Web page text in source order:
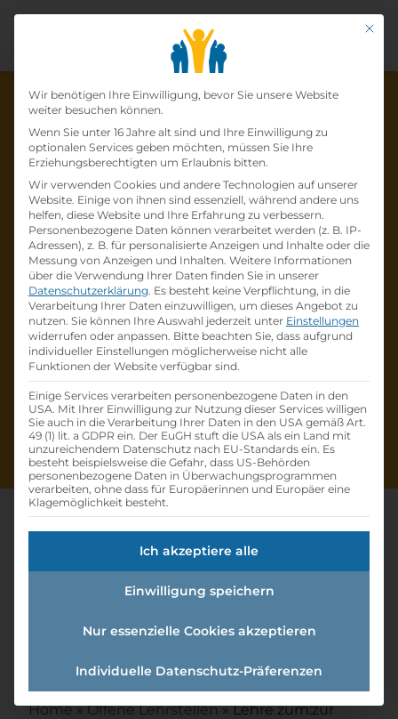
Die Lehrstelle wurde schon
besetzt!
Die LehrstelleLehre zum:zur
Einzelhandelskaufmann:Einzelhandelskauffr
au Schwerpunkt LebensmittelbeiBILLA AG
ist schonbesetzt.
Firmenprofil besuchen
Andere Lehrstelle suchen
Lehre Zum:zur
Einzelhandelskaufmann:einzel
handelskauffrau
Schwerpunkt Lebensmittel
Home»Offene Lehrstellen»Lehre zum:zur
Mit
Datenschutz-
Wir benötigen Ihre Einwilligung, bevor Sie unsere Website
weiter besuchen können.
Wenn Sie unter 16 Jahre alt sind und Ihre Einwilligung zu
optionalen Services geben möchten, müssen Sie Ihre
Erziehungsberechtigten um Erlaubnis bitten.
Wir verwenden Cookies und andere Technologien auf unserer
Website. Einige von ihnen sind essenziell, während andere uns
helfen, diese Website und Ihre Erfahrung zu verbessern.
Personenbezogene Daten können verarbeitet werden (z. B. IP-
Adressen), z. B. für personalisierte Anzeigen und Inhalte oder die
Messung von Anzeigen und Inhalten. Weitere Informationen
über die Verwendung Ihrer Daten finden Sie in unserer
Datenschutzerklärung. Es besteht keine Verpflichtung, in die
Verarbeitung Ihrer Daten einzuwilligen, um dieses Angebot zu
nutzen. Sie können Ihre Auswahl jederzeit unter Einstellungen
widerrufen oder anpassen. Bitte beachten Sie, dass aufgrund
individueller Einstellungen möglicherweise nicht alle
Funktionen der Website verfügbar sind.
Einige Services verarbeiten personenbezogene Daten in den
USA. Mit Ihrer Einwilligung zur Nutzung dieser Services willigen
Sie auch in die Verarbeitung Ihrer Daten in den USA gemäß Art.
49 (1) lit. a GDPR ein. Der EuGH stuft die USA als ein Land mit
unzureichendem Datenschutz nach EU-Standards ein. Es
besteht beispielsweise die Gefahr, dass US-Behörden
personenbezogene Daten in Überwachungsprogrammen
verarbeiten, ohne dass für Europäerinnen und Europäer eine
Klagemöglichkeit besteht.
Ich akzeptiere alle
Einwilligung speichern
Nur essenzielle Cookies akzeptieren
Individuelle Datenschutz-Präferenzen